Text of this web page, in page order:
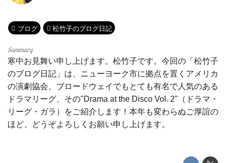
ブログ 松竹子のブログ日記
寒中お見舞い申し上げます。松竹子です。今回の「松竹子
のブログ日記」は、ニューヨーク市に拠点を置くアメリカ
の演劇協会、ブロードウェイでもとても有名で人気のある
ドラマリーグ、その"Drama at the Disco Vol. 2"（ドラマ・
リーグ・ガラ）をご紹介します！本年も変わらぬご厚誼の
ほど、どうぞよろしくお願い申し上げます。